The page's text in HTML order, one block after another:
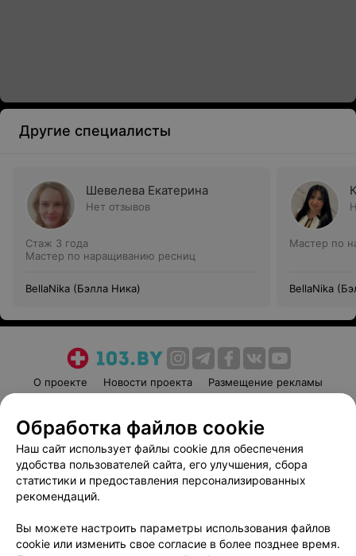
Другие специалисты
Шевелева Екатерина
Нет отзывов
Стаж 3 года
Мастер по наращиванию ресниц
BellaNika (Бэлла Ника)
Мастер по
BellaNika
О проекте Новости проекта
Размещение рекламы
Пользовательское соглашение
Способы оплаты
Вакансии
Партнеры
Написать руководителю 103.by
Обработка персональных данных
Обработка файлов cookie
Наш сайт использует файлы cookie для обеспечения
удобства пользователей сайта, его улучшения, сбора
статистики и предоставления персонализированных
рекомендаций.
Вы можете настроить параметры использования файлов
cookie или изменить свое согласие в более позднее время.